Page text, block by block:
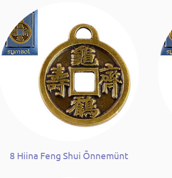
8 Hiina Feng Shui Õnnemünt